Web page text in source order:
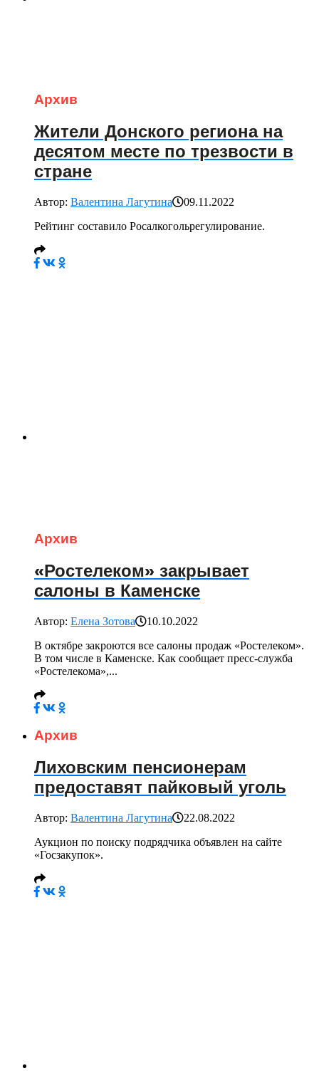
Архив
Жители Донского региона на
десятом месте по трезвости в
стране
Автор: Валентина Лагутина
09.11.2022
Рейтинг составило Росалкогольрегулирование.
Архив
«Ростелеком» закрывает
салоны в Каменске
Автор: Елена Зотова
10.10.2022
В октябре закроются все салоны продаж «Ростелеком».
В том числе в Каменске. Как сообщает пресс-служба
«Ростелекома»,...
Архив
Лиховским пенсионерам
предоставят пайковый уголь
Автор: Валентина Лагутина
22.08.2022
Аукцион по поиску подрядчика объявлен на сайте
«Госзакупок».